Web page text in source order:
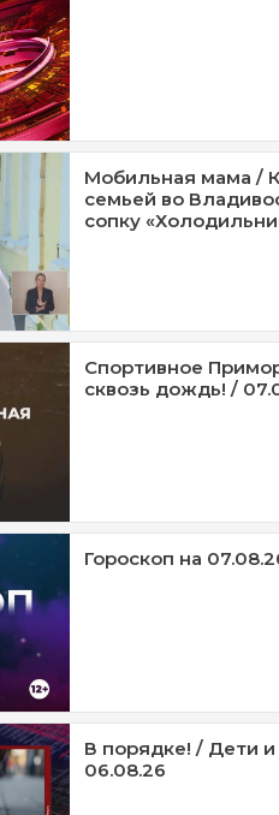
Мобильная мама /
семьей во
сопку
Спортивное
сквозь дождь! /
Гороскоп на
В порядке! / Дети
06.08.26